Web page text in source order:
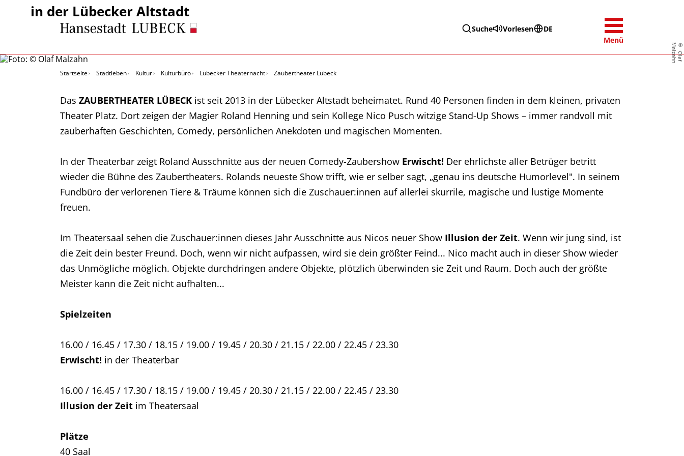
Suche Vorlesen
DE
Menü
©
O
l
a
f
M
a
l
z
a
h
n
in der Lübecker Altstadt
Startseite Stadtleben Kultur Kulturbüro Lübecker Theaternacht Zaubertheater Lübeck
Das ZAUBERTHEATER LÜBECK ist seit 2013 in der Lübecker Altstadt beheimatet. Rund 40 Personen finden in dem kleinen, privaten
Theater Platz. Dort zeigen der Magier Roland Henning und sein Kollege Nico Pusch witzige Stand-Up Shows – immer randvoll mit
zauberhaften Geschichten, Comedy, persönlichen Anekdoten und magischen Momenten.
In der Theaterbar zeigt Roland Ausschnitte aus der neuen Comedy-Zaubershow Erwischt! Der ehrlichste aller Betrüger betritt
wieder die Bühne des Zaubertheaters. Rolands neueste Show trifft, wie er selber sagt, „genau ins deutsche Humorlevel". In seinem
Fundbüro der verlorenen Tiere & Träume können sich die Zuschauer:innen auf allerlei skurrile, magische und lustige Momente
freuen.
Im Theatersaal sehen die Zuschauer:innen dieses Jahr Ausschnitte aus Nicos neuer Show Illusion der Zeit. Wenn wir jung sind, ist
die Zeit dein bester Freund. Doch, wenn wir nicht aufpassen, wird sie dein größter Feind... Nico macht auch in dieser Show wieder
das Unmögliche möglich. Objekte durchdringen andere Objekte, plötzlich überwinden sie Zeit und Raum. Doch auch der größte
Meister kann die Zeit nicht aufhalten...
Spielzeiten
16.00 / 16.45 / 17.30 / 18.15 / 19.00 / 19.45 / 20.30 / 21.15 / 22.00 / 22.45 / 23.30
Erwischt! in der Theaterbar
16.00 / 16.45 / 17.30 / 18.15 / 19.00 / 19.45 / 20.30 / 21.15 / 22.00 / 22.45 / 23.30
Illusion der Zeit im Theatersaal
Plätze
40 Saal